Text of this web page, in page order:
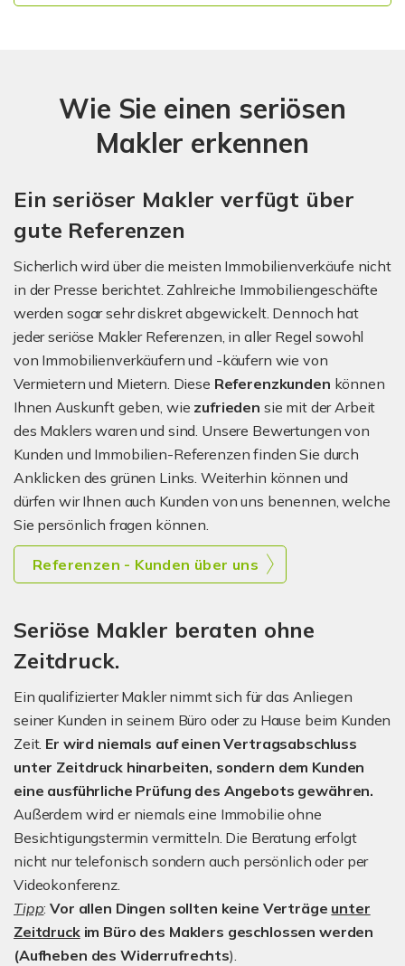
Wie Sie einen seriösen
Makler erkennen
Ein seriöser Makler verfügt über
gute Referenzen
Sicherlich wird über die meisten Immobilienverkäufe nicht
in der Presse berichtet. Zahlreiche Immobiliengeschäfte
werden sogar sehr diskret abgewickelt. Dennoch hat
jeder seriöse Makler Referenzen, in aller Regel sowohl
von Immobilienverkäufern und -käufern wie von
Vermietern und Mietern. Diese Referenzkunden können
Ihnen Auskunft geben, wie zufrieden sie mit der Arbeit
des Maklers waren und sind. Unsere Bewertungen von
Kunden und Immobilien-Referenzen finden Sie durch
Anklicken des grünen Links. Weiterhin können und
dürfen wir Ihnen auch Kunden von uns benennen, welche
Sie persönlich fragen können.
Referenzen - Kunden über uns
Seriöse Makler beraten ohne
Zeitdruck.
Ein qualifizierter Makler nimmt sich für das Anliegen
seiner Kunden in seinem Büro oder zu Hause beim Kunden
Zeit. Er wird niemals auf einen Vertragsabschluss
unter Zeitdruck hinarbeiten, sondern dem Kunden
eine ausführliche Prüfung des Angebots gewähren.
Außerdem wird er niemals eine Immobilie ohne
Besichtigungstermin vermitteln. Die Beratung erfolgt
nicht nur telefonisch sondern auch persönlich oder per
Videokonferenz.
Tipp:Vor allen Dingen sollten keine Verträge unter
Zeitdruckim Büro des Maklers geschlossen werden
(Aufheben des Widerrufrechts).